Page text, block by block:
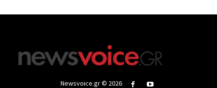
Newsvoice.gr © 2026